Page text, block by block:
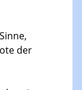
der